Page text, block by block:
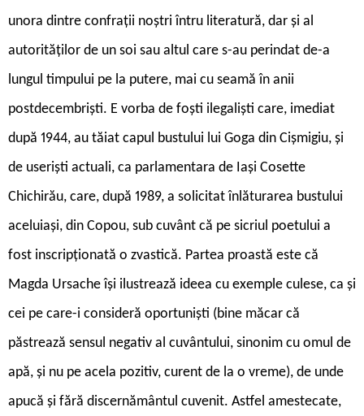
unora dintre confrații noștri întru literatură, dar și al
autorităților de un soi sau altul care s-au perindat de-a
lungul timpului pe la putere, mai cu seamă în anii
postdecembriști. E vorba de foști ilegaliști care, imediat
după 1944, au tăiat capul bustului lui Goga din Cișmigiu, și
de useriști actuali, ca parlamentara de Iași Cosette
Chichirău, care, după 1989, a solicitat înlăturarea bustului
aceluiași, din Copou, sub cuvânt că pe sicriul poetului a
fost inscripționată o zvastică. Partea proastă este că
Magda Ursache își ilustrează ideea cu exemple culese, ca și
cei pe care-i consideră oportuniști (bine măcar că
păstrează sensul negativ al cuvântului, sinonim cu omul de
apă, și nu pe acela pozitiv, curent de la o vreme), de unde
apucă și fără discernământul cuvenit. Astfel amestecate,